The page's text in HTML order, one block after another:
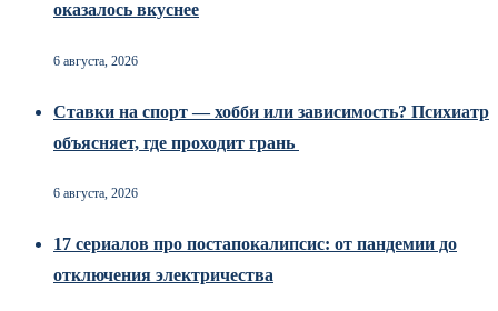
оказалось вкуснее
6 августа, 2026
Ставки на спорт — хобби или зависимость? Психиатр
объясняет, где проходит грань
6 августа, 2026
17 сериалов про постапокалипсис: от пандемии до
отключения электричества